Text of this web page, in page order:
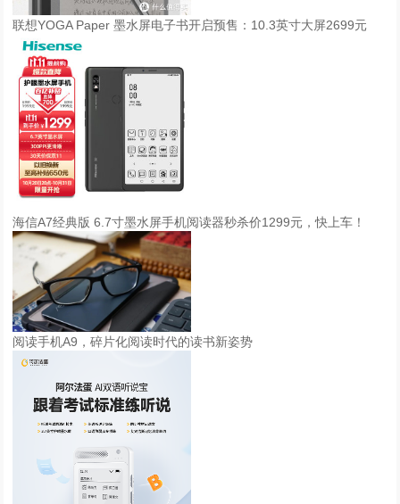
联想YOGA Paper 墨水屏电子书开启预售：10.3英寸大屏2699元
海信A7经典版 6.7寸墨水屏手机阅读器秒杀价1299元，快上车！
阅读手机A9，碎片化阅读时代的读书新姿势